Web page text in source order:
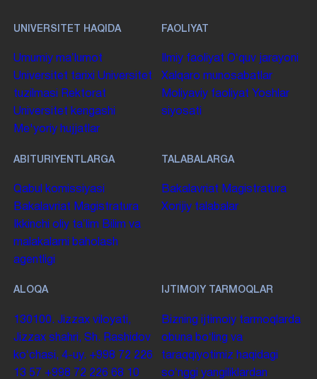
UNIVERSITET HAQIDA
Umumiy maʼlumot
Universitet tarixi Universitet
tuzilmasi
Rektorat
Universitet kengashi
Me'yoriy hujjatlar
FAOLIYAT
Ilmiy faoliyat Oʻquv jarayoni
Xalqaro munosabatlar
Moliyaviy faoliyat Yoshlar
siyosati
ABITURIYENTLARGA
Qabul komissiyasi
Bakalavriat Magistratura
Ikkinchi oliy taʼlim Bilim va
malakalarni baholash
agentligi
TALABALARGA
Bakalavriat Magistratura
Xorijiy talabalar
ALOQA
130100. Jizzax viloyati,
Jizzax shahri, Sh. Rashidov
koʻchasi, 4-uy. +998 72 226
13 57 +998 72 226 68 10
IJTIMOIY TARMOQLAR
Bizning ijtimoiy tarmoqlarda
obuna boʻling va
taraqqiyotimiz haqidagi
soʻnggi yangiliklardan